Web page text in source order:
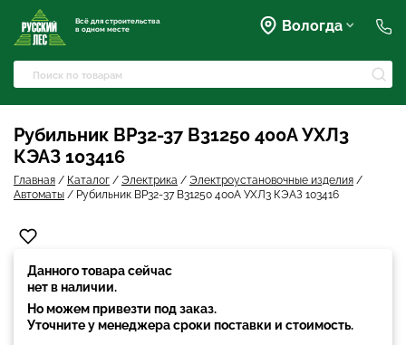
Всё для строительства
в одном месте
Вологда
+7 (921) 238-17-99
volles@rusles-35.ru
sale@rusles-35.ru
Рубильник ВР32-37 В31250 400А УХЛ3
КЭАЗ 103416
Главная / Каталог / Электрика / Электроустановочные изделия /
Автоматы / Рубильник ВР32-37 В31250 400А УХЛ3 КЭАЗ 103416
Данного товара сейчас
нет в наличии.
Но можем привезти под заказ.
Уточните у менеджера сроки поставки и стоимость.